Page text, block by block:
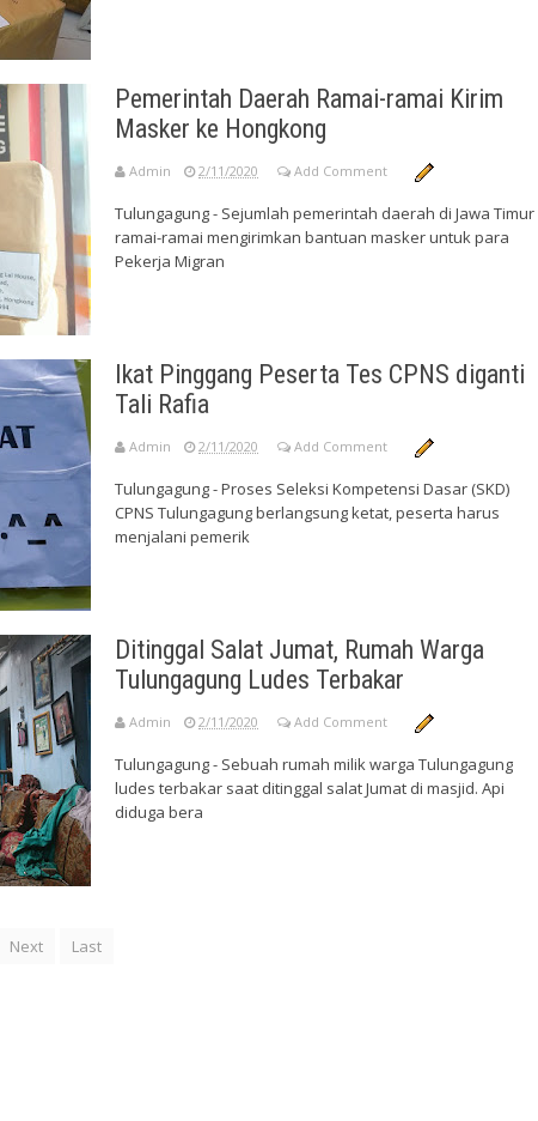
Pemerintah Daerah Ramai-ramai Kirim
Masker ke Hongkong
Admin 2/11/2020 Add Comment
Tulungagung - Sejumlah pemerintah daerah di Jawa Timur
ramai-ramai mengirimkan bantuan masker untuk para
Pekerja Migran
Ikat Pinggang Peserta Tes CPNS diganti
Tali Rafia
Admin 2/11/2020 Add Comment
Tulungagung - Proses Seleksi Kompetensi Dasar (SKD)
CPNS Tulungagung berlangsung ketat, peserta harus
menjalani pemerik
Ditinggal Salat Jumat, Rumah Warga
Tulungagung Ludes Terbakar
Admin 2/11/2020 Add Comment
Tulungagung - Sebuah rumah milik warga Tulungagung
ludes terbakar saat ditinggal salat Jumat di masjid. Api
diduga bera
Next Last